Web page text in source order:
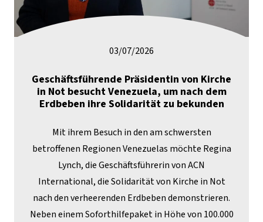
03/07/2026
Geschäftsführende Präsidentin von Kirche
in Not besucht Venezuela, um nach dem
Erdbeben ihre Solidarität zu bekunden
Mit ihrem Besuch in den am schwersten
betroffenen Regionen Venezuelas möchte Regina
Lynch, die Geschäftsführerin von ACN
International, die Solidarität von Kirche in Not
nach den verheerenden Erdbeben demonstrieren.
Neben einem Soforthilfepaket in Höhe von 100.000